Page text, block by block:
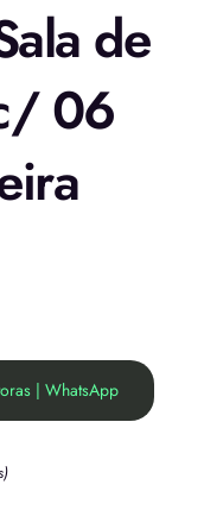
de
06
| WhatsApp